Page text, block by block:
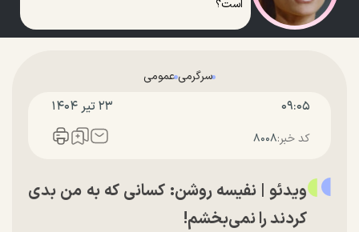
است؟
سرگرمی عمومی
۰۹:۰۵ ۲۳ تير ۱۴۰۴
کد خبر:۸۰۰۸
ویدئو | نفیسه روشن: کسانی که به من بدی
کردند را نمی‌بخشم!